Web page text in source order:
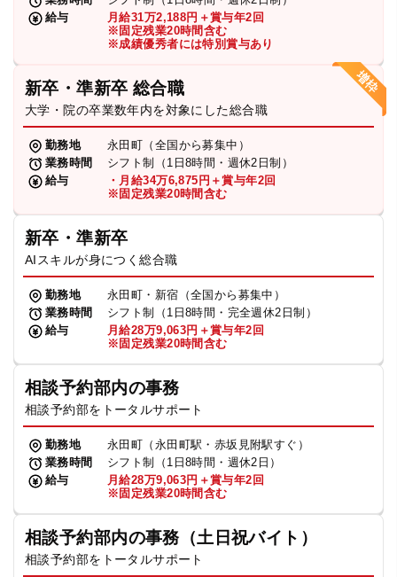
給与
月給31万2,188円＋賞与年2回
※固定残業20時間含む
※成績優秀者には特別賞与あり
新卒・準新卒 総合職
大学・院の卒業数年内を対象にした総合職
勤務地
永田町（全国から募集中）
業務時間
シフト制（1日8時間・週休2日制）
給与
・月給34万6,875円＋賞与年2回
※固定残業20時間含む
新卒・準新卒
AIスキルが身につく総合職
勤務地
永田町・新宿（全国から募集中）
業務時間
シフト制（1日8時間・完全週休2日制）
給与
月給28万9,063円＋賞与年2回
※固定残業20時間含む
相談予約部内の事務
相談予約部をトータルサポート
勤務地
永田町（永田町駅・赤坂見附駅すぐ）
業務時間
シフト制（1日8時間・週休2日）
給与
月給28万9,063円＋賞与年2回
※固定残業20時間含む
相談予約部内の事務（土日祝バイト）
相談予約部をトータルサポート